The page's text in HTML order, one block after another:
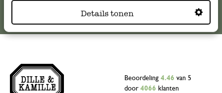
Details tonen
Beoordeling 4.46 van 5
door 4066 klanten